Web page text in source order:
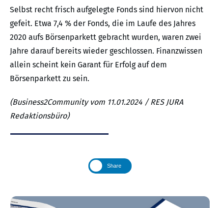
Selbst recht frisch aufgelegte Fonds sind hiervon nicht
gefeit. Etwa 7,4 % der Fonds, die im Laufe des Jahres
2020 aufs Börsenparkett gebracht wurden, waren zwei
Jahre darauf bereits wieder geschlossen. Finanzwissen
allein scheint kein Garant für Erfolg auf dem
Börsenparkett zu sein.
(Business2Community vom 11.01.2024 / RES JURA
Redaktionsbüro)
Share